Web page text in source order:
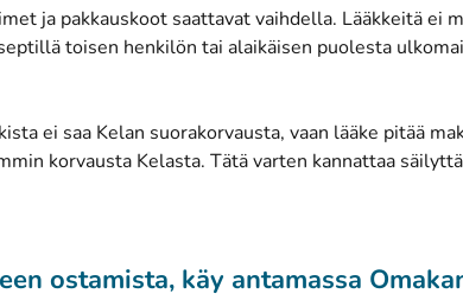
ja pakkauskoot saattavat vaihdella. Lääkkeitä ei
toisen henkilön tai alaikäisen puolesta
ei saa Kelan suorakorvausta, vaan lääke pitää
korvausta Kelasta. Tätä varten kannattaa
ostamista, käy antamassa